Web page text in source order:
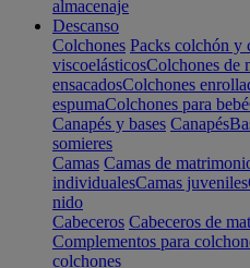
almacenaje
Descanso
Colchones Packs colchón y
viscoelásticosColchones de
ensacadosColchones
espumaColchones para bebé
Canapés y bases Canapés
somieres
Camas Camas de
individualesCamas juveniles
nido
Cabeceros Cabeceros de
Complementos para
colchones